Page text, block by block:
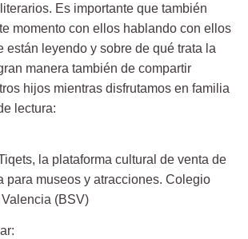
Es importante que también
momento con ellos hablando con ellos
están leyendo y sobre de qué trata la
manera también de compartir
hijos mientras disfrutamos en familia
lectura:
la plataforma cultural de venta de
para museos y atracciones. Colegio
(BSV)